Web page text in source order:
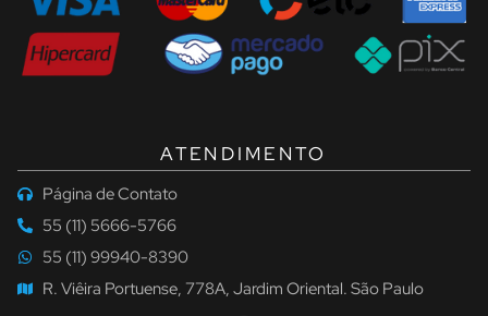
ATENDIMENTO
Página de Contato
55 (11) 5666-5766
55 (11) 99940-8390
R. Viêira Portuense, 778A, Jardim Oriental. São Paulo